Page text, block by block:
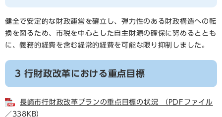
健全で安定的な財政運営を確立し、弾力性のある財政構造への転
換を図るため、市税を中心とした自主財源の確保に努めるととも
に、義務的経費を含む経常的経費を可能な限り抑制しました。
3 行財政改革における重点目標
長崎市行財政改革プランの重点目標の状況 （PDFファイル
／338KB）